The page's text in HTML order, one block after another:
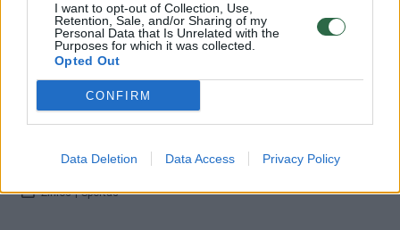
I want to opt-out of Collection, Use,
Retention, Sale, and/or Sharing of my
Personal Data that Is Unrelated with the
Purposes for which it was collected.
Opted Out
CONFIRM
Data Deletion Data Access Privacy Policy
Lina Batulevičiūtė nuskynė elito lygio varžybų auksą
Žinios | Sportas
laimėjo auksą
Žinios | Sportas